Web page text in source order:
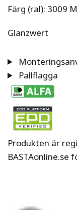
Färg (ral): 3009
Glanzwert
Pallflagga
Produkten är
BASTAonline.se